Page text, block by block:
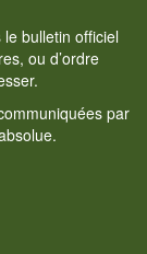
bulletin officiel
ou d’ordre
par